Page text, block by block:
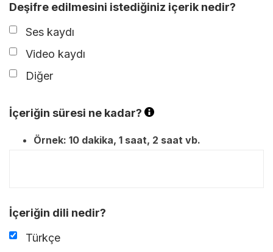
Deşifre edilmesini istediğiniz içerik nedir?
Ses kaydı
Video kaydı
Diğer
İçeriğin süresi ne kadar?
Örnek: 10 dakika, 1 saat, 2 saat vb.
İçeriğin dili nedir?
Türkçe